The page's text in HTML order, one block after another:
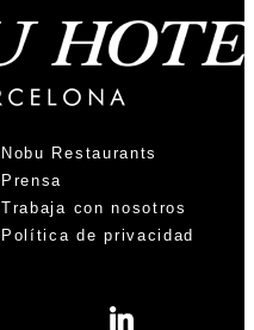
Nobu Restaurants
Prensa
Trabaja con nosotros
Política de privacidad